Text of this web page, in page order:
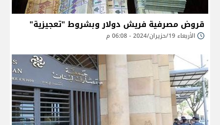
قروض مصرفية فريش دولار وبشروط "تعجيزية"
الأربعاء 19/حزيران/2024 - 06:08 م